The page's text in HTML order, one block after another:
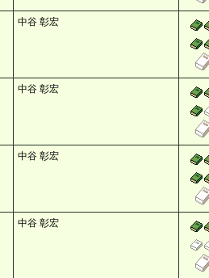
中谷 彰宏
中谷 彰宏
中谷 彰宏
中谷 彰宏